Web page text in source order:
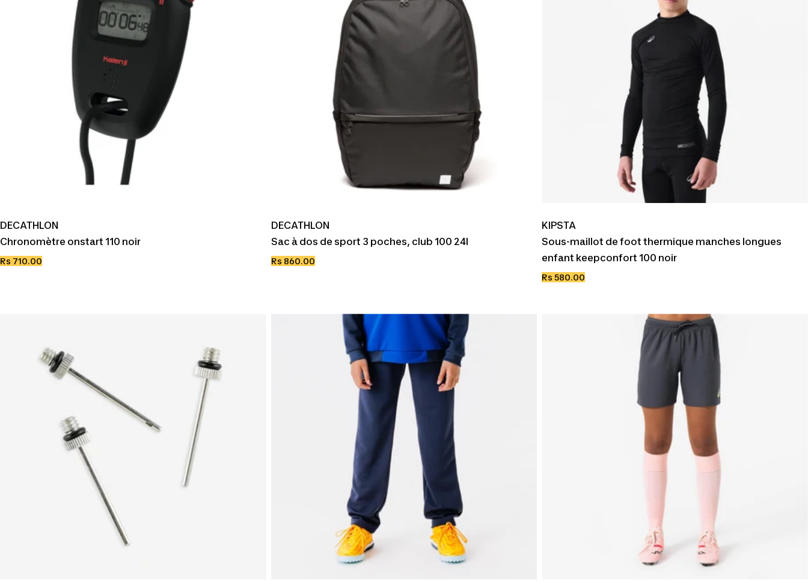
DECATHLON
Chronomètre onstart 110 noir
Prix
Rs 710.00
DECATHLON
Sac à dos de sport 3 poches, club 100 24l
Prix
Rs 860.00
KIPSTA
Sous-maillot de foot thermique manches longues
enfant keepconfort 100 noir
Prix
Rs 580.00